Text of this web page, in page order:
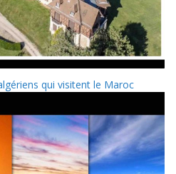
qui visitent le Maroc